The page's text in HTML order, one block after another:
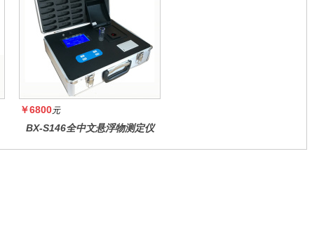
￥6800元
BX-S146全中文悬浮物测定仪